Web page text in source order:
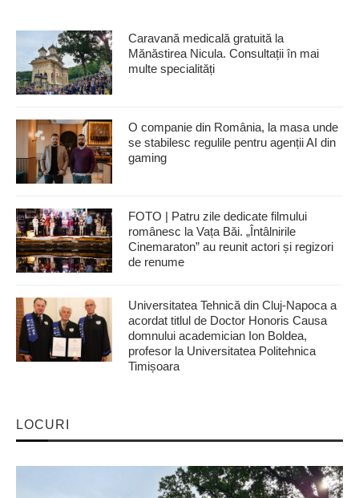
Caravană medicală gratuită la
Mănăstirea Nicula. Consultații în mai
multe specialități
O companie din România, la masa unde
se stabilesc regulile pentru agenții AI din
gaming
FOTO | Patru zile dedicate filmului
românesc la Vața Băi. „Întâlnirile
Cinemaraton” au reunit actori și regizori
de renume
Universitatea Tehnică din Cluj-Napoca a
acordat titlul de Doctor Honoris Causa
domnului academician Ion Boldea,
profesor la Universitatea Politehnica
Timișoara
LOCURI